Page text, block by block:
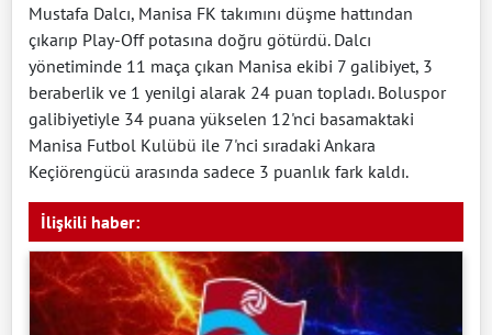
Mustafa Dalcı, Manisa FK takımını düşme hattından
çıkarıp Play-Off potasına doğru götürdü. Dalcı
yönetiminde 11 maça çıkan Manisa ekibi 7 galibiyet, 3
beraberlik ve 1 yenilgi alarak 24 puan topladı. Boluspor
galibiyetiyle 34 puana yükselen 12'nci basamaktaki
Manisa Futbol Kulübü ile 7'nci sıradaki Ankara
Keçiörengücü arasında sadece 3 puanlık fark kaldı.
İlişkili haber: